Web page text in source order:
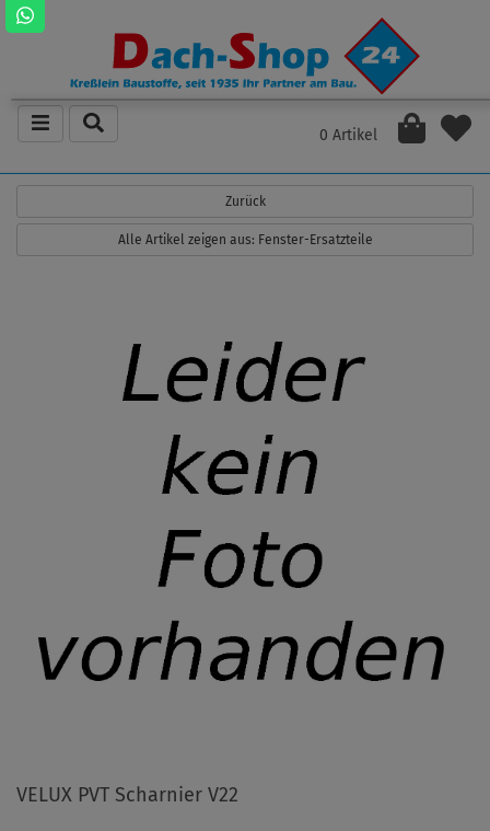
0 Artikel
Zurück
Alle Artikel zeigen aus: Fenster-Ersatzteile
VELUX PVT Scharnier V22